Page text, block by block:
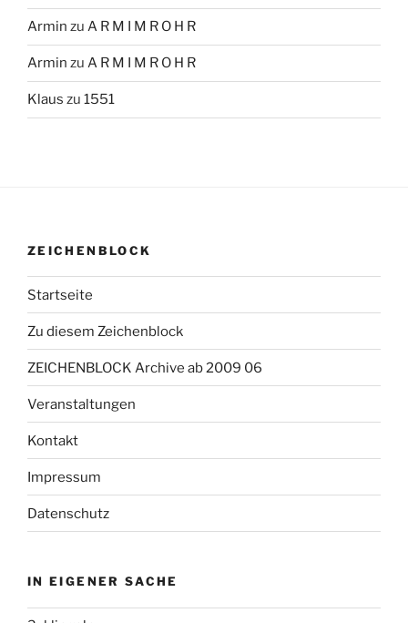
Armin zu A R M I M R O H R
Armin zu A R M I M R O H R
Klaus zu 1551
ZEICHENBLOCK
Startseite
Zu diesem Zeichenblock
ZEICHENBLOCK Archive ab 2009 06
Veranstaltungen
Kontakt
Impressum
Datenschutz
IN EIGENER SACHE